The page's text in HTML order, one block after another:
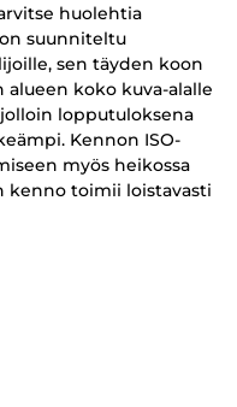
huolehtia
suunniteltu
sen täyden koon
alueen koko kuva-alalle
lopputuloksena
Kennon ISO-
myös heikossa
kenno toimii loistavasti